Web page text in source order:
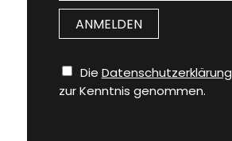
Die Datenschutzerklärung
zur Kenntnis genommen.